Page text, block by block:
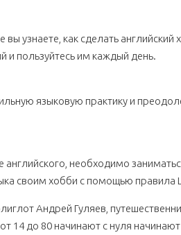
узнаете, как сделать
и пользуйтесь им каждый день.
языковую практику и
английского, необходимо
своим хобби с помощью правила
Андрей Гуляев,
от 14 до 80 начинают с нуля